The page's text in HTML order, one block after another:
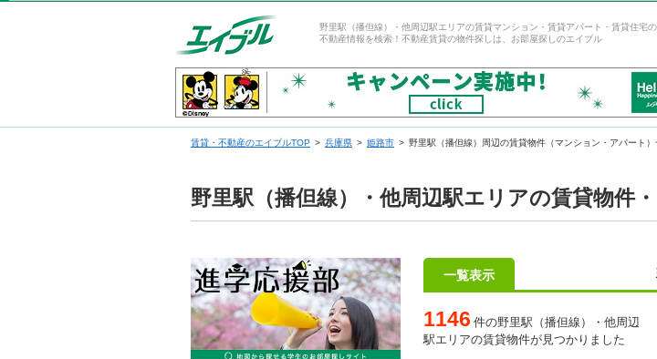
野里駅（播但線）・他周辺駅エリアの賃貸マンション・賃貸アパート・賃貸住宅の
不動産情報を検索！不動産賃貸の物件探しは、お部屋探しのエイブル
賃貸・不動産のエイブルTOP 兵庫県 姫路市 野里駅（播但線）周辺の賃貸物件（マンション・アパート）
野里駅（播但線）・他周辺駅エリアの賃貸物件
一覧表示
1146 件の野里駅（播但線）・他周辺
駅エリアの賃貸物件が見つかりました